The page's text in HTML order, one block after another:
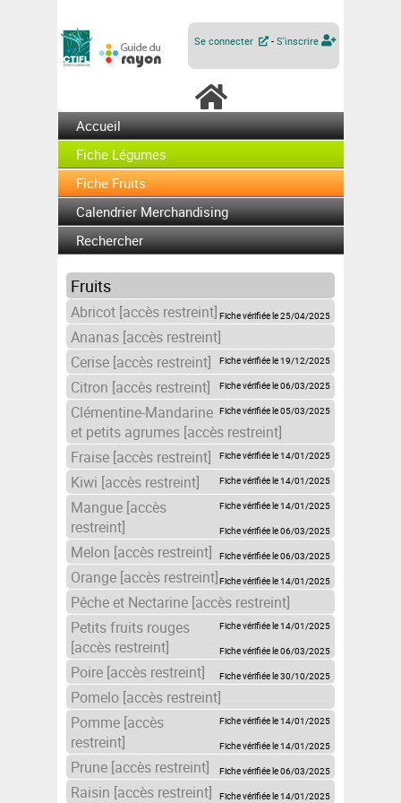
Se connecter - S'inscrire
Accueil
Fiche Légumes
Fiche Fruits
Calendrier Merchandising
Rechercher
Fruits
Abricot [accès restreint] Fiche vérifiée le 25/04/2025
Ananas [accès restreint]
Fiche vérifiée le 19/12/2025
Cerise [accès restreint]
Fiche vérifiée le 06/03/2025
Citron [accès restreint]
Fiche vérifiée le 05/03/2025
Clémentine-Mandarine
et petits agrumes [accès restreint]
Fiche vérifiée le 14/01/2025
Fraise [accès restreint]
Fiche vérifiée le 14/01/2025
Kiwi [accès restreint]
Fiche vérifiée le 14/01/2025
Mangue [accès
restreint]
Fiche vérifiée le 06/03/2025
Melon [accès restreint] Fiche vérifiée le 06/03/2025
Orange [accès restreint]Fiche vérifiée le 14/01/2025
Pêche et Nectarine [accès restreint]
Fiche vérifiée le 14/01/2025
Petits fruits rouges
[accès restreint]
Fiche vérifiée le 06/03/2025
Poire [accès restreint] Fiche vérifiée le 30/10/2025
Pomelo [accès restreint]
Fiche vérifiée le 14/01/2025
Pomme [accès
restreint]
Fiche vérifiée le 14/01/2025
Prune [accès restreint] Fiche vérifiée le 06/03/2025
Raisin [accès restreint] Fiche vérifiée le 14/01/2025